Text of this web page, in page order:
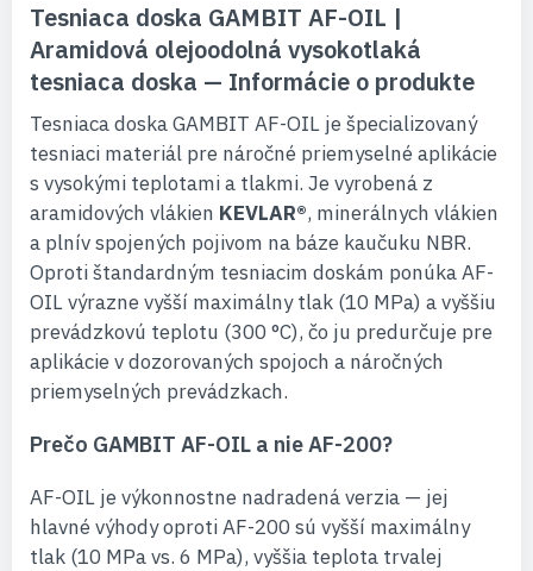
Tesniaca doska GAMBIT AF-OIL |
Aramidová olejoodolná vysokotlaká
tesniaca doska — Informácie o produkte
Tesniaca doska GAMBIT AF-OIL je špecializovaný
tesniaci materiál pre náročné priemyselné aplikácie
s vysokými teplotami a tlakmi. Je vyrobená z
aramidových vlákien KEVLAR®, minerálnych vlákien
a plnív spojených pojivom na báze kaučuku NBR.
Oproti štandardným tesniacim doskám ponúka AF-
OIL výrazne vyšší maximálny tlak (10 MPa) a vyššiu
prevádzkovú teplotu (300 °C), čo ju predurčuje pre
aplikácie v dozorovaných spojoch a náročných
priemyselných prevádzkach.
Prečo GAMBIT AF-OIL a nie AF-200?
AF-OIL je výkonnostne nadradená verzia — jej
hlavné výhody oproti AF-200 sú vyšší maximálny
tlak (10 MPa vs. 6 MPa), vyššia teplota trvalej